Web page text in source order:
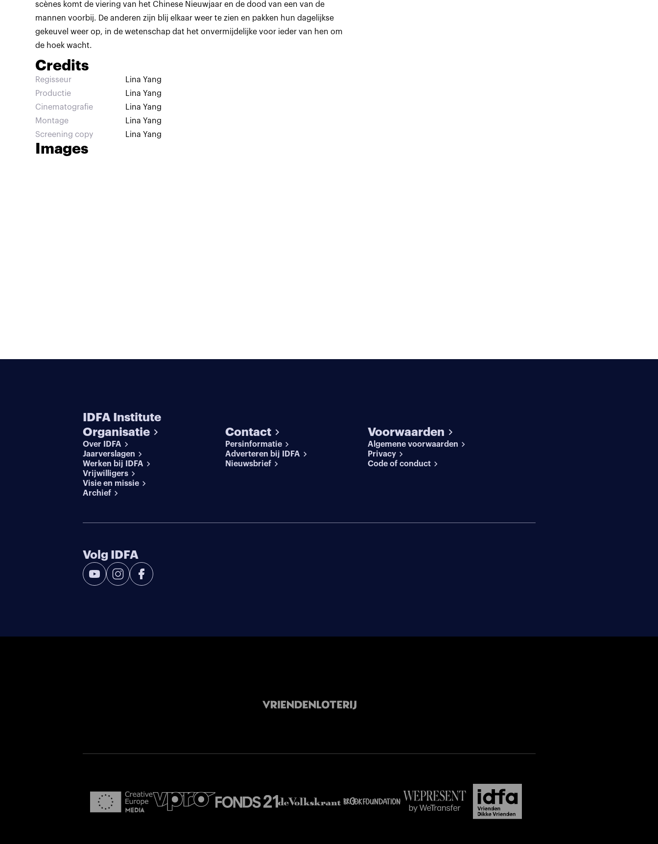
scènes komt de viering van het Chinese Nieuwjaar en de dood van een van de
mannen voorbij. De anderen zijn blij elkaar weer te zien en pakken hun dagelijkse
gekeuvel weer op, in de wetenschap dat het onvermijdelijke voor ieder van hen om
de hoek wacht.
Credits
Regisseur
Lina Yang
Productie
Lina Yang
Cinematografie
Lina Yang
Montage
Lina Yang
Screening copy
Lina Yang
Images
IDFA Institute
Organisatie
Over IDFA
Jaarverslagen
Werken bij IDFA
Vrijwilligers
Visie en missie
Archief
Contact
Persinformatie
Adverteren bij IDFA
Nieuwsbrief
Voorwaarden
Algemene voorwaarden
Privacy
Code of conduct
Volg IDFA